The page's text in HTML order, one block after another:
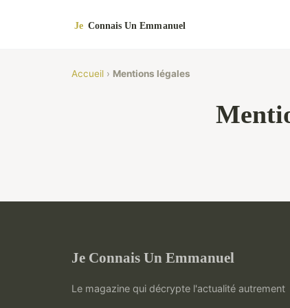
Accueil › Mentions légales
Je Connais Un Emmanuel
Le magazine qui décrypte l'actualité autrement